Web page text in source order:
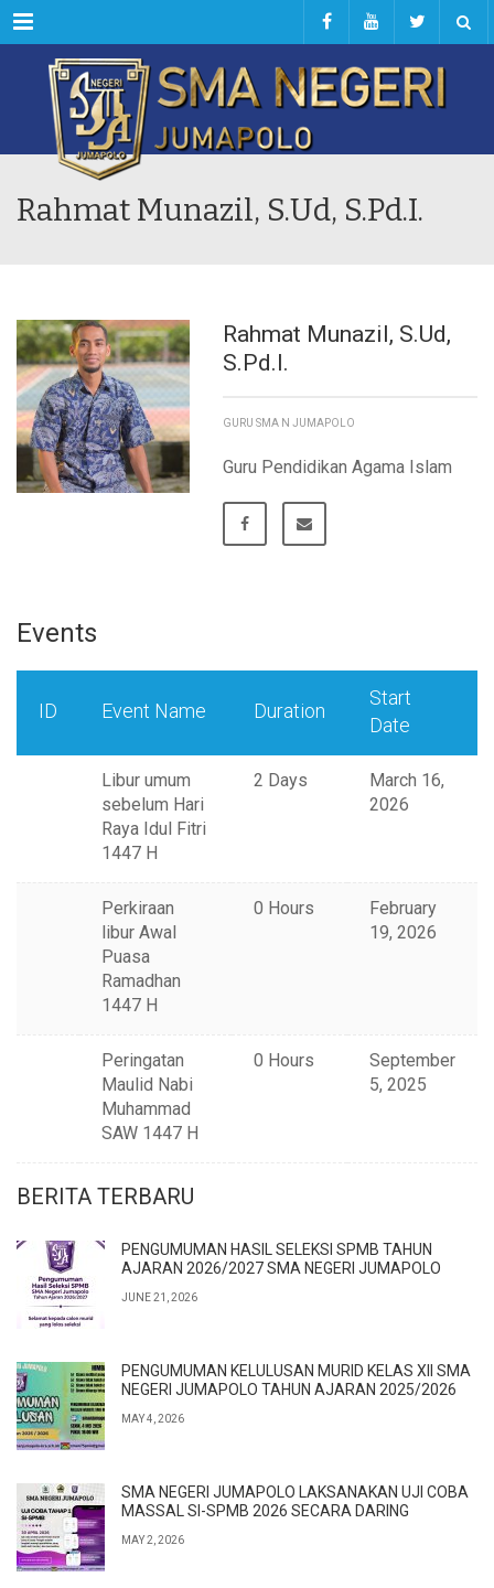
Menu
Rahmat Munazil, S.Ud, S.Pd.I.
Rahmat Munazil, S.Ud,
S.Pd.I.
GURU SMA N JUMAPOLO
Guru Pendidikan Agama Islam
Events
ID Event Name Duration
Start
Date
Libur umum
sebelum Hari
Raya Idul Fitri
1447 H
2 Days
March 16,
2026
Perkiraan
libur Awal
Puasa
Ramadhan
1447 H
0 Hours
February
19, 2026
Peringatan
Maulid Nabi
Muhammad
SAW 1447 H
0 Hours
September
5, 2025
BERITA TERBARU
PENGUMUMAN HASIL SELEKSI SPMB TAHUN
AJARAN 2026/2027 SMA NEGERI JUMAPOLO
JUNE 21, 2026
PENGUMUMAN KELULUSAN MURID KELAS XII SMA
NEGERI JUMAPOLO TAHUN AJARAN 2025/2026
MAY 4, 2026
SMA NEGERI JUMAPOLO LAKSANAKAN UJI COBA
MASSAL SI-SPMB 2026 SECARA DARING
MAY 2, 2026